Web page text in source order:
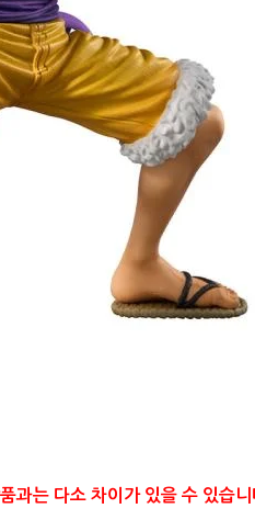
과는 다소 차이가 있을 수 있습니